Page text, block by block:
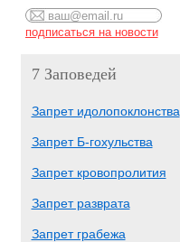
7 Заповедей
Запрет идолопоклонства
Запрет Б-гохульства
Запрет кровопролития
Запрет разврата
Запрет грабежа